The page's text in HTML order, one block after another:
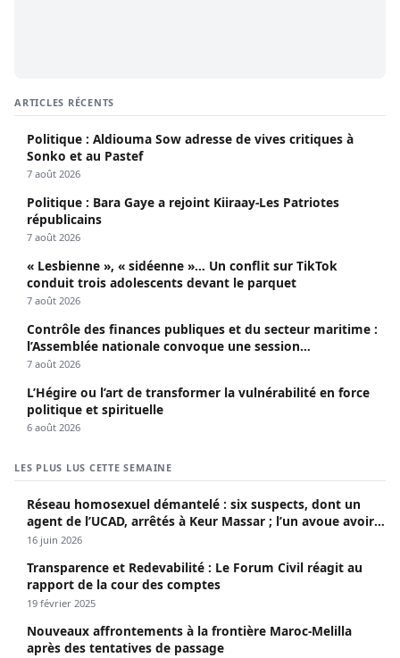
ARTICLES RÉCENTS
Politique : Aldiouma Sow adresse de vives critiques à
Sonko et au Pastef
7 août 2026
Politique : Bara Gaye a rejoint Kiiraay-Les Patriotes
républicains
7 août 2026
« Lesbienne », « sidéenne »… Un conflit sur TikTok
conduit trois adolescents devant le parquet
7 août 2026
Contrôle des finances publiques et du secteur maritime :
l’Assemblée nationale convoque une session
extraordinaire
7 août 2026
L’Hégire ou l’art de transformer la vulnérabilité en force
politique et spirituelle
6 août 2026
LES PLUS LUS CETTE SEMAINE
Réseau homosexuel démantelé : six suspects, dont un
agent de l’UCAD, arrêtés à Keur Massar ; l’un avoue avoir
propagé le VIH depuis 2018
16 juin 2026
Transparence et Redevabilité : Le Forum Civil réagit au
rapport de la cour des comptes
19 février 2025
Nouveaux affrontements à la frontière Maroc-Melilla
après des tentatives de passage